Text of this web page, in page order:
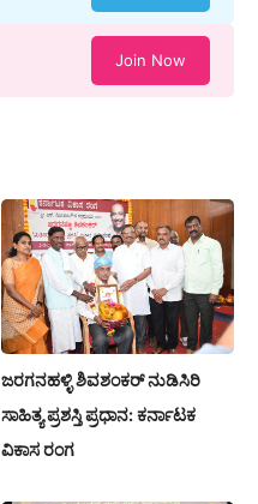
Join Now
ಜರಗನಹಳ್ಳಿ ಶಿವಶಂಕರ್ ನುಡಿಸಿರಿ
ಸಾಹಿತ್ಯ ಪ್ರಶಸ್ತಿ ಪ್ರಧಾನ: ಕರ್ನಾಟಕ
ವಿಕಾಸ ರಂಗ